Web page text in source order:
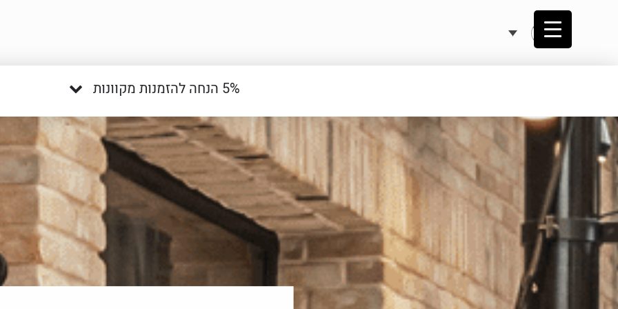
5% הנחה להזמנות מקוונות